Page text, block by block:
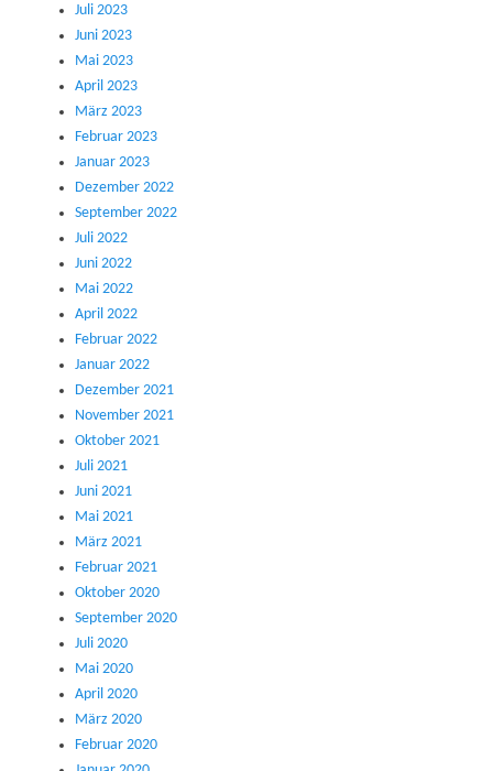
Juli 2023
Juni 2023
Mai 2023
April 2023
März 2023
Februar 2023
Januar 2023
Dezember 2022
September 2022
Juli 2022
Juni 2022
Mai 2022
April 2022
Februar 2022
Januar 2022
Dezember 2021
November 2021
Oktober 2021
Juli 2021
Juni 2021
Mai 2021
März 2021
Februar 2021
Oktober 2020
September 2020
Juli 2020
Mai 2020
April 2020
März 2020
Februar 2020